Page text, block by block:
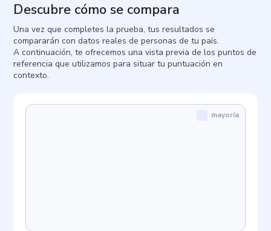
Descubre cómo se compara
Una vez que completes la prueba, tus resultados se
compararán con datos reales de personas de tu país.
A continuación, te ofrecemos una vista previa de los puntos de
referencia que utilizamos para situar tu puntuación en
contexto.
mayoría